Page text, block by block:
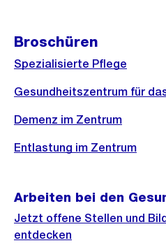
Broschüren
Spezialisierte Pflege
Gesundheitszentrum für
Demenz im Zentrum
Entlastung im Zentrum
Arbeiten bei den
Jetzt offene Stellen und
entdecken